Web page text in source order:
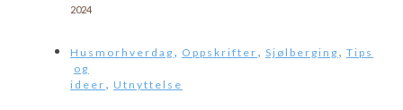
2024
Husmorhverdag , Oppskrifter , Sjølberging , Tips
og
ideer , Utnyttelse